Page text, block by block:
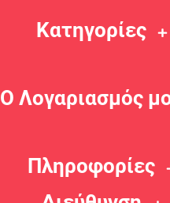
Κατηγορίες
Ο Λογαριασμός
Πληροφορίες